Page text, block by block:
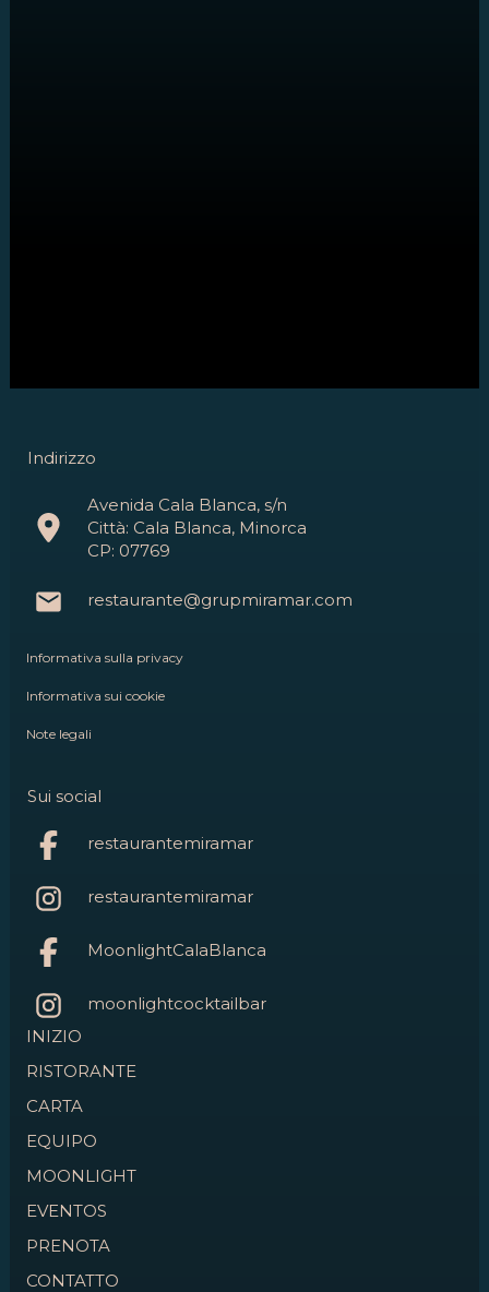
Indirizzo
Avenida Cala Blanca, s/n
Città: Cala Blanca, Minorca
CP: 07769
restaurante@grupmiramar.com
Informativa sulla privacy
Informativa sui cookie
Note legali
Sui social
restaurantemiramar
restaurantemiramar
MoonlightCalaBlanca
moonlightcocktailbar
INIZIO
RISTORANTE
CARTA
EQUIPO
MOONLIGHT
EVENTOS
PRENOTA
CONTATTO